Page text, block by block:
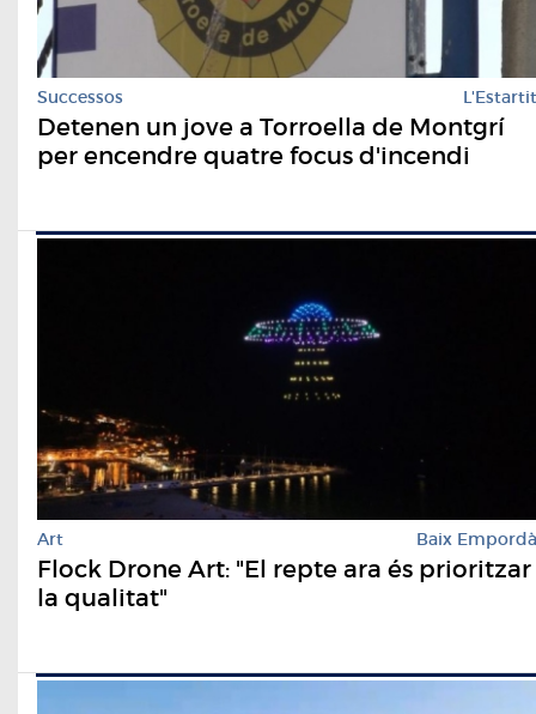
Successos L'Estartit
Detenen un jove a Torroella de Montgrí
per encendre quatre focus d'incendi
Art Baix Empordà
Flock Drone Art: "El repte ara és prioritzar
la qualitat"